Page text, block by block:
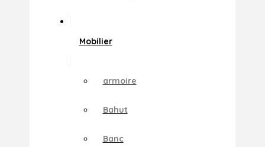
Mobilier
armoire
Bahut
Banc